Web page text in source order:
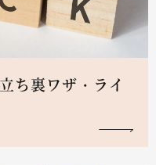
ち裏ワザ・ライ